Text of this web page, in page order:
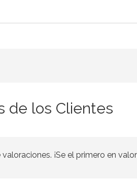
de los Clientes
¡Se el primero en